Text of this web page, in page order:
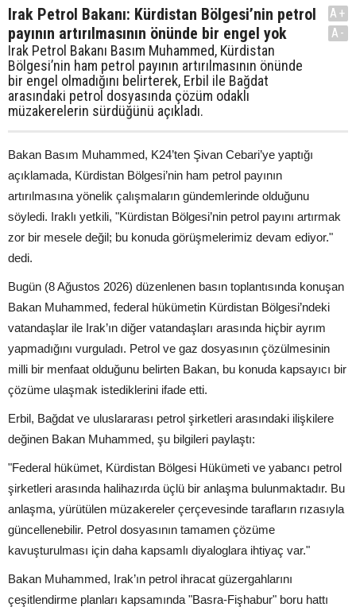
Irak Petrol Bakanı: Kürdistan Bölgesi’nin petrol
payının artırılmasının önünde bir engel yok
Irak Petrol Bakanı Basım Muhammed, Kürdistan
Bölgesi’nin ham petrol payının artırılmasının önünde
bir engel olmadığını belirterek, Erbil ile Bağdat
arasındaki petrol dosyasında çözüm odaklı
müzakerelerin sürdüğünü açıkladı.
A+
A-
Bakan Basım Muhammed, K24’ten Şivan Cebari’ye yaptığı
açıklamada, Kürdistan Bölgesi’nin ham petrol payının
artırılmasına yönelik çalışmaların gündemlerinde olduğunu
söyledi. Iraklı yetkili, "Kürdistan Bölgesi’nin petrol payını artırmak
zor bir mesele değil; bu konuda görüşmelerimiz devam ediyor."
dedi.
Bugün (8 Ağustos 2026) düzenlenen basın toplantısında konuşan
Bakan Muhammed, federal hükümetin Kürdistan Bölgesi’ndeki
vatandaşlar ile Irak’ın diğer vatandaşları arasında hiçbir ayrım
yapmadığını vurguladı. Petrol ve gaz dosyasının çözülmesinin
milli bir menfaat olduğunu belirten Bakan, bu konuda kapsayıcı bir
çözüme ulaşmak istediklerini ifade etti.
Erbil, Bağdat ve uluslararası petrol şirketleri arasındaki ilişkilere
değinen Bakan Muhammed, şu bilgileri paylaştı:
"Federal hükümet, Kürdistan Bölgesi Hükümeti ve yabancı petrol
şirketleri arasında halihazırda üçlü bir anlaşma bulunmaktadır. Bu
anlaşma, yürütülen müzakereler çerçevesinde tarafların rızasıyla
güncellenebilir. Petrol dosyasının tamamen çözüme
kavuşturulması için daha kapsamlı diyaloglara ihtiyaç var."
Bakan Muhammed, Irak’ın petrol ihracat güzergahlarını
çeşitlendirme planları kapsamında "Basra-Fişhabur" boru hattı